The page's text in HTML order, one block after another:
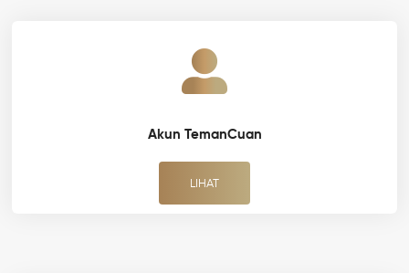
Akun TemanCuan
LIHAT